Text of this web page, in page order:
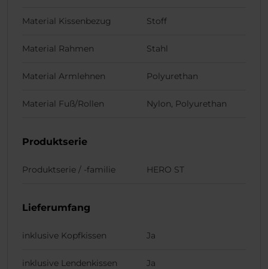
Material Kissenbezug Stoff
Material Rahmen Stahl
Material Armlehnen Polyurethan
Material Fuß/Rollen Nylon, Polyurethan
Produktserie
Produktserie / -familie HERO ST
Lieferumfang
inklusive Kopfkissen Ja
inklusive Lendenkissen Ja